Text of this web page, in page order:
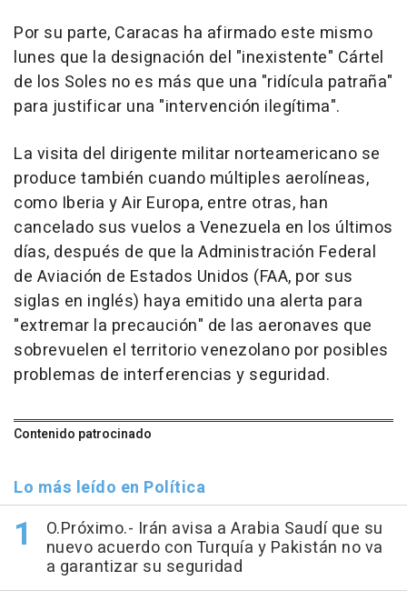
Por su parte, Caracas ha afirmado este mismo
lunes que la designación del "inexistente" Cártel
de los Soles no es más que una "ridícula patraña"
para justificar una "intervención ilegítima".
La visita del dirigente militar norteamericano se
produce también cuando múltiples aerolíneas,
como Iberia y Air Europa, entre otras, han
cancelado sus vuelos a Venezuela en los últimos
días, después de que la Administración Federal
de Aviación de Estados Unidos (FAA, por sus
siglas en inglés) haya emitido una alerta para
"extremar la precaución" de las aeronaves que
sobrevuelen el territorio venezolano por posibles
problemas de interferencias y seguridad.
Contenido patrocinado
Lo más leído en Política
O.Próximo.- Irán avisa a Arabia Saudí que su
nuevo acuerdo con Turquía y Pakistán no va
a garantizar su seguridad